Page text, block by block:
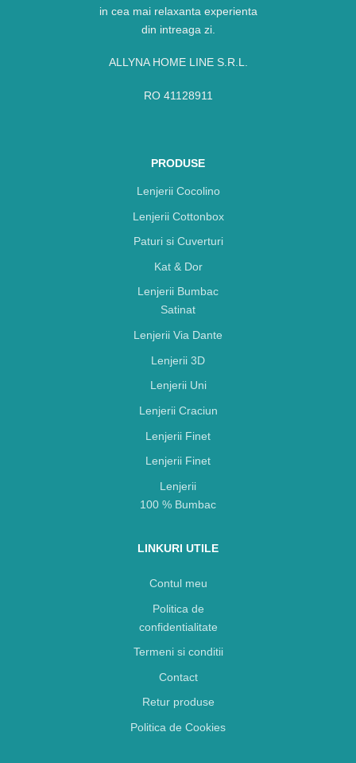
in cea mai relaxanta experienta
din intreaga zi.
ALLYNA HOME LINE S.R.L.
RO 41128911
PRODUSE
Lenjerii Cocolino
Lenjerii Cottonbox
Paturi si Cuverturi
Kat & Dor
Lenjerii Bumbac
Satinat
Lenjerii Via Dante
Lenjerii 3D
Lenjerii Uni
Lenjerii Craciun
Lenjerii Finet
Lenjerii Finet
Lenjerii
100 % Bumbac
LINKURI UTILE
Contul meu
Politica de
confidentialitate
Termeni si conditii
Contact
Retur produse
Politica de Cookies